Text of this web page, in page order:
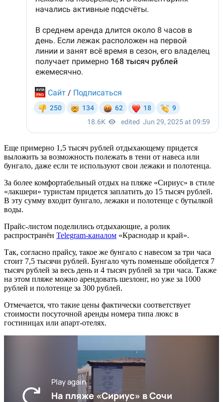
Еще примерно 1,5 тысяч рублей отдыхающему придется
выложить за возможность полежать в тени от навеса или
бунгало, даже если те используют свои лежаки и полотенца.
За более комфортабельный отдых на пляже «Сириус» в стиле
«лакшери» туристам придется заплатить до 15 тысяч рублей.
В эту сумму входит бунгало, лежаки и полотенце с бутылкой
воды.
Прайс-листом поделились отдыхающие, а ролик
распространён Telegram-каналом «Краснодар и край».
Так, согласно прайсу, такое же бунгало с навесом за три часа
стоит 7,5 тысячи рублей. Бунгало чуть поменьше обойдется 7
тысяч рублей за весь день и 4 тысяч рублей за три часа. Также
на этом пляже можно арендовать шезлонг, но уже за 1000
рублей и полотенце за 300 рублей.
Отмечается, что такие цены фактически соответствует
стоимости посуточной аренды номера типа люкс в
гостиницах или апарт-отелях.